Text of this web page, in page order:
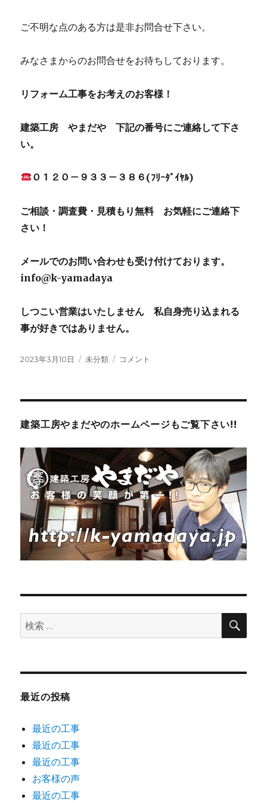
ご不明な点のある方は是非お問合せ下さい。
みなさまからのお問合せをお待ちしております。
リフォーム工事をお考えのお客様！
建築工房 やまだや 下記の番号にご連絡して下さ
い。
０１２０－９３３－３８６(ﾌﾘｰﾀﾞｲﾔﾙ)
ご相談・調査費・見積もり無料 お気軽にご連絡下
さい！
メールでのお問い合わせも受け付けております。
info@k-yamadaya
しつこい営業はいたしません 私自身売り込まれる
事が好きではありません。
投
2023年3月10日
カ
未分類
住
2023
ャ
ン
ペ
ー
ン
補
助
金
に
つ
に
コメント
建築工房やまだやのホームページもご覧下さい!!
検
索:
検
最近の投稿
最近の工事
最近の工事
最近の工事
お客様の声
最近の工事